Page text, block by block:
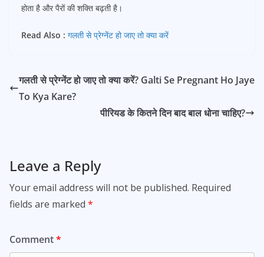
होता है और पैरों की शक्ति बढ़ती है।
Read Also : गलती से प्रेग्नेंट हो जाए तो क्या करें
गलती से प्रेग्नेंट हो जाए तो क्या करें? Galti Se Pregnant Ho Jaye
To Kya Kare?
पीरियड के कितने दिन बाद बाल धोना चाहिए?
Leave a Reply
Your email address will not be published. Required
fields are marked *
Comment*